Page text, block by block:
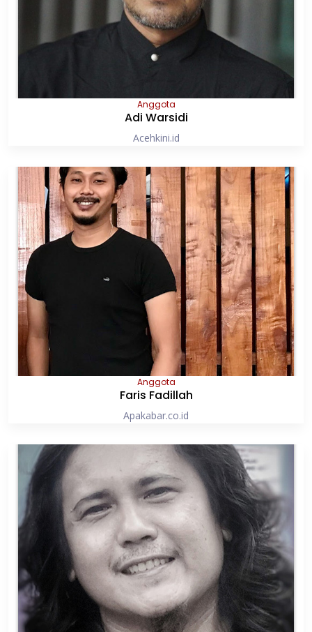
Anggota
Adi Warsidi
Acehkini.id
Anggota
Faris Fadillah
Apakabar.co.id